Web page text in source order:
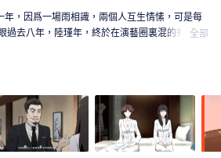
年，因爲一場雨相識，兩個人互生情愫，可是每
過去八年，陸瑾年，終於在演藝圈裏混的有了起
，再次重逢，並開始扮演假未婚夫妻。兩人的
狀態。直到陸瑾年兩人互相坦露心跡，重修舊
的誤會和旁人的阻隔而生隙，直到最後喬安好知
全部